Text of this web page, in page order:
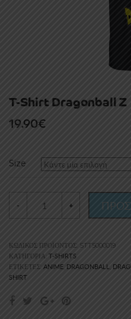
T-Shirt Dragonball Z
19.90€
Size
- +
ΚΩΔΙΚΌΣ ΠΡΟΪΌΝΤΟΣ: STT5000019
ΚΑΤΗΓΟΡΊΑ: T-SHIRTS
ΕΤΙΚΈΤΕΣ: ANIME DRAGONBALL,
SHIRT